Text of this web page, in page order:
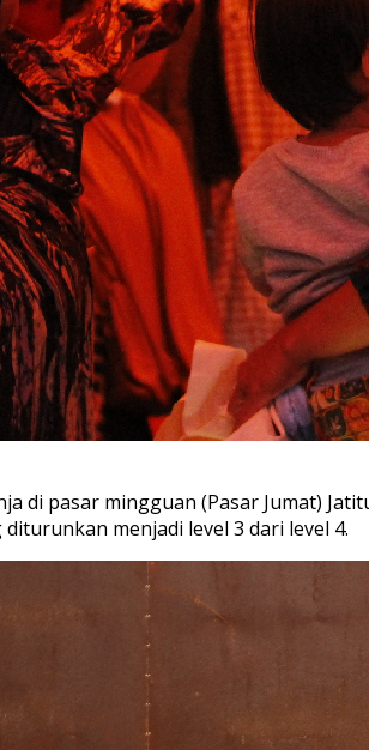
di pasar mingguan (Pasar Jumat)
menjadi level 3 dari level 4.